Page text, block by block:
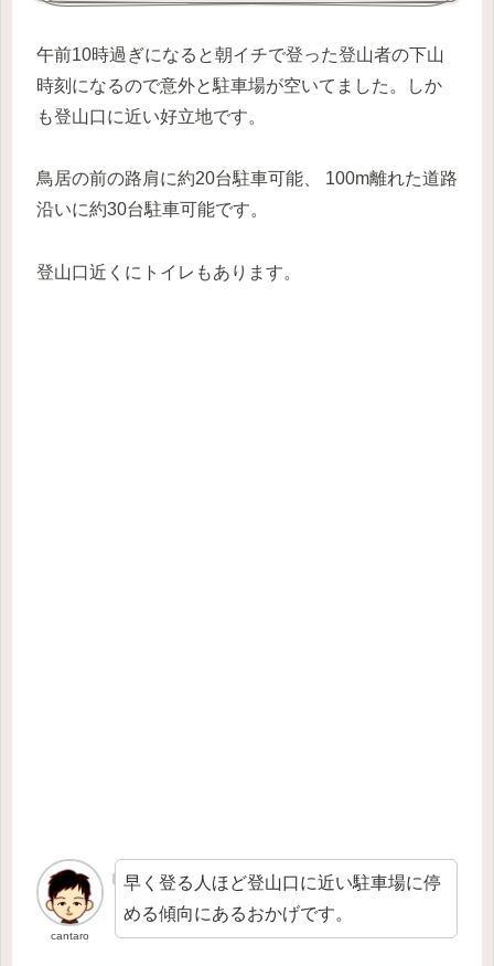
午前10時過ぎになると朝イチで登った登山者の下山
時刻になるので意外と駐車場が空いてました。しか
も登山口に近い好立地です。
鳥居の前の路肩に約20台駐車可能、 100m離れた道路
沿いに約30台駐車可能です。
登山口近くにトイレもあります。
cantaro
早く登る人ほど登山口に近い駐車場に停
める傾向にあるおかげです。